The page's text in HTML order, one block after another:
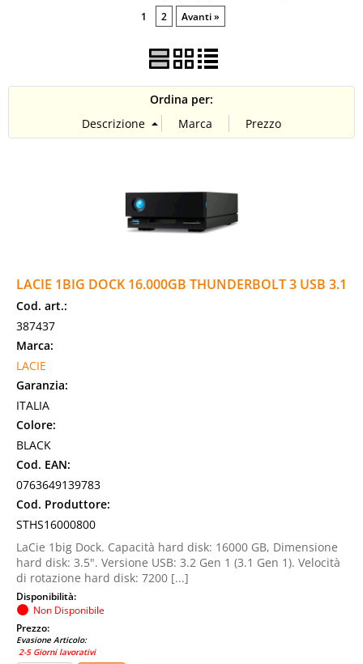
1
2 Avanti »
Ordina per:
LACIE 1BIG DOCK 16.000GB THUNDERBOLT 3 USB 3.1
Cod. art.:
387437
Marca:
LACIE
Garanzia:
ITALIA
Colore:
BLACK
Cod. EAN:
0763649139783
Cod. Produttore:
STHS16000800
LaCie 1big Dock. Capacità hard disk: 16000 GB, Dimensione
hard disk: 3.5". Versione USB: 3.2 Gen 1 (3.1 Gen 1). Velocità
di rotazione hard disk: 7200 [...]
Disponibilità:
Non Disponibile
Prezzo:
Evasione Articolo:
2-5 Giorni lavorativi